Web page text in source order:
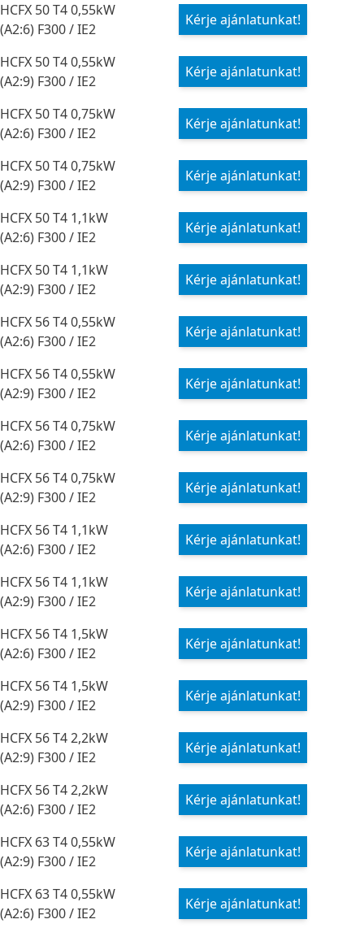
HCFX 50 T4 0,55kW
(A2:6) F300 / IE2
Kérje ajánlatunkat!
HCFX 50 T4 0,55kW
(A2:9) F300 / IE2
Kérje ajánlatunkat!
HCFX 50 T4 0,75kW
(A2:6) F300 / IE2
Kérje ajánlatunkat!
HCFX 50 T4 0,75kW
(A2:9) F300 / IE2
Kérje ajánlatunkat!
HCFX 50 T4 1,1kW
(A2:6) F300 / IE2
Kérje ajánlatunkat!
HCFX 50 T4 1,1kW
(A2:9) F300 / IE2
Kérje ajánlatunkat!
HCFX 56 T4 0,55kW
(A2:6) F300 / IE2
Kérje ajánlatunkat!
HCFX 56 T4 0,55kW
(A2:9) F300 / IE2
Kérje ajánlatunkat!
HCFX 56 T4 0,75kW
(A2:6) F300 / IE2
Kérje ajánlatunkat!
HCFX 56 T4 0,75kW
(A2:9) F300 / IE2
Kérje ajánlatunkat!
HCFX 56 T4 1,1kW
(A2:6) F300 / IE2
Kérje ajánlatunkat!
HCFX 56 T4 1,1kW
(A2:9) F300 / IE2
Kérje ajánlatunkat!
HCFX 56 T4 1,5kW
(A2:6) F300 / IE2
Kérje ajánlatunkat!
HCFX 56 T4 1,5kW
(A2:9) F300 / IE2
Kérje ajánlatunkat!
HCFX 56 T4 2,2kW
(A2:9) F300 / IE2
Kérje ajánlatunkat!
HCFX 56 T4 2,2kW
(A2:6) F300 / IE2
Kérje ajánlatunkat!
HCFX 63 T4 0,55kW
(A2:9) F300 / IE2
Kérje ajánlatunkat!
HCFX 63 T4 0,55kW
(A2:6) F300 / IE2
Kérje ajánlatunkat!